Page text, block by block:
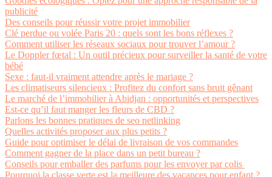
publicité
Des conseils pour réussir votre projet immobilier
Clé perdue ou volée Paris 20 : quels sont les bons réflexes ?
Comment utiliser les réseaux sociaux pour trouver l’amour ?
Le Doppler fœtal : Un outil précieux pour surveiller la santé de votre
bébé
Sexe : faut-il vraiment attendre après le mariage ?
Les climatiseurs silencieux : Profitez du confort sans bruit gênant
Le marché de l’immobilier à Abidjan : opportunités et perspectives
Est-ce qu’il faut manger les fleurs de CBD ?
Parlons les bonnes pratiques de seo netlinking
Quelles activités proposer aux plus petits ?
Guide pour optimiser le délai de livraison de vos commandes
Comment gagner de la place dans un petit bureau ?
Conseils pour emballer des parfums pour les envoyer par colis
Pourquoi la classe verte est la meilleure des vacances pour enfant ?